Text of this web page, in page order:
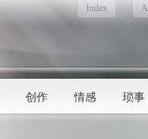
Index
创作 情感 琐事